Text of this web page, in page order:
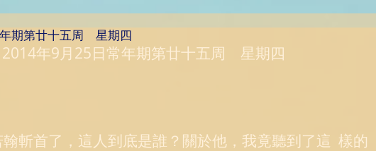
期第廿十五周 星期四
2014年9月25日常年期第廿十五周　星期四
翰斬首了，這人到底是誰？關於他，我竟聽到了這  樣的